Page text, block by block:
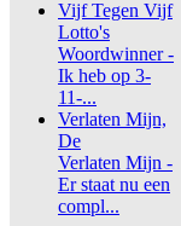
Vijf Tegen Vijf
Lotto's
Woordwinner -
Ik heb op 3-
11-...
Verlaten Mijn,
De
Verlaten Mijn -
Er staat nu een
compl...